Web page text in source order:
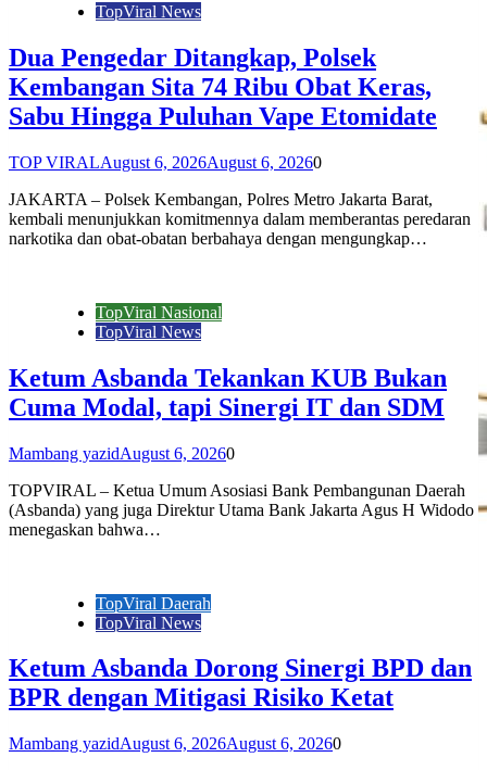
TopViral News
Dua Pengedar Ditangkap, Polsek
Kembangan Sita 74 Ribu Obat Keras,
Sabu Hingga Puluhan Vape Etomidate
TOP VIRALAugust 6, 2026August 6, 20260
JAKARTA – Polsek Kembangan, Polres Metro Jakarta Barat,
kembali menunjukkan komitmennya dalam memberantas peredaran
narkotika dan obat-obatan berbahaya dengan mengungkap…
TopViral Nasional
TopViral News
Ketum Asbanda Tekankan KUB Bukan
Cuma Modal, tapi Sinergi IT dan SDM
Mambang yazidAugust 6, 20260
TOPVIRAL – Ketua Umum Asosiasi Bank Pembangunan Daerah
(Asbanda) yang juga Direktur Utama Bank Jakarta Agus H Widodo
menegaskan bahwa…
TopViral Daerah
TopViral News
Ketum Asbanda Dorong Sinergi BPD dan
BPR dengan Mitigasi Risiko Ketat
Mambang yazidAugust 6, 2026August 6, 20260